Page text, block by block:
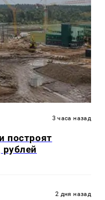
3 часа назад
построят
2 дня назад